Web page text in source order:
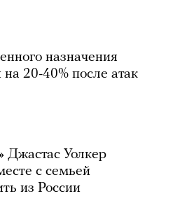
назначения
20-40% после атак
Джастас Уолкер
с семьей
из России